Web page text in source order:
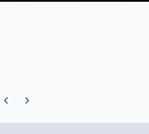
Previous carousel slide
Next carousel slide